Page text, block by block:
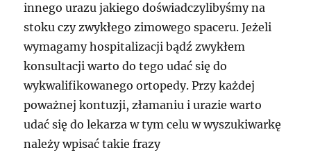
innego urazu jakiego doświadczylibyśmy na
stoku czy zwykłego zimowego spaceru. Jeżeli
wymagamy hospitalizacji bądź zwykłem
konsultacji warto do tego udać się do
wykwalifikowanego ortopedy. Przy każdej
poważnej kontuzji, złamaniu i urazie warto
udać się do lekarza w tym celu w wyszukiwarkę
należy wpisać takie frazy